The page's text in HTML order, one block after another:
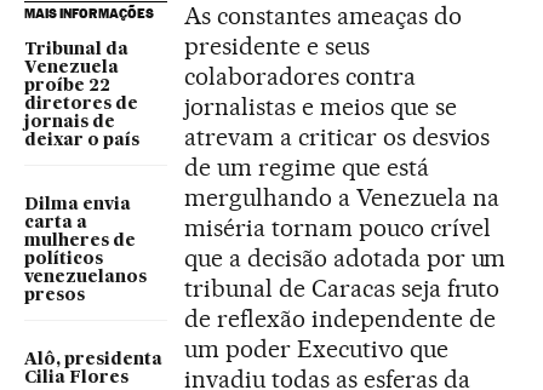
MAIS INFORMAÇÕES
Tribunal da
Venezuela
proíbe 22
diretores de
jornais de
deixar o país
Dilma envia
carta a
mulheres de
políticos
venezuelanos
presos
Alô, presidenta
Cilia Flores
As constantes ameaças do
presidente e seus
colaboradores contra
jornalistas e meios que se
atrevam a criticar os desvios
de um regime que está
mergulhando a Venezuela na
miséria tornam pouco crível
que a decisão adotada por um
tribunal de Caracas seja fruto
de reflexão independente de
um poder Executivo que
invadiu todas as esferas da